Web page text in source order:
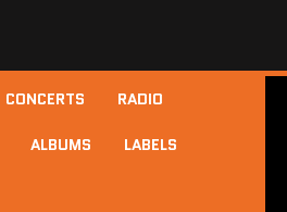
CONCERTS RADIO
ALBUMS LABELS